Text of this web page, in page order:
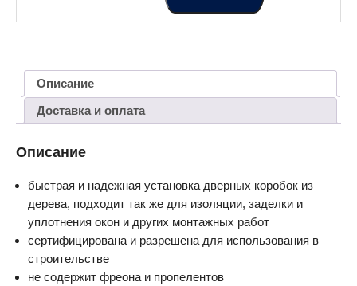
Описание
Доставка и оплата
Описание
быстрая и надежная установка дверных коробок из
дерева, подходит так же для изоляции, заделки и
уплотнения окон и других монтажных работ
сертифицирована и разрешена для использования в
строительстве
не содержит фреона и пропелентов